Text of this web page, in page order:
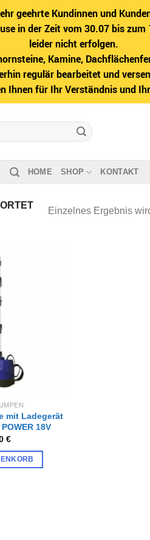
geehrte Kundinnen und
in der Zeit vom 30.07 bis
leider nicht erfolgen.
Kamine,
regulär bearbeitet und
Ihnen für Ihr Verständnis und
HOME SHOP KONTAKT
Einzelnes Ergebnis
mit Ladegerät
18V
€